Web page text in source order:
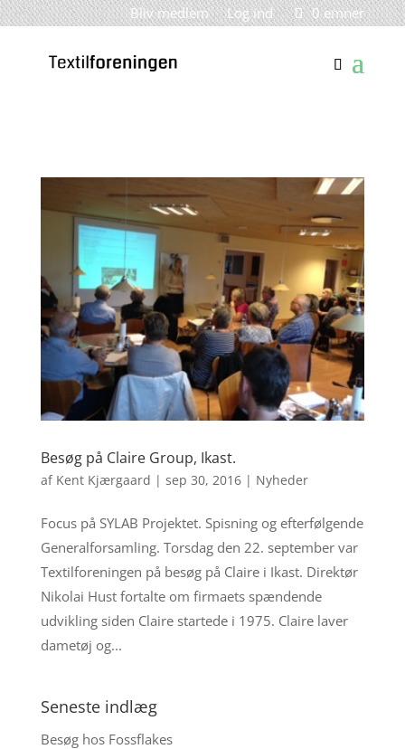
Bliv medlem Log ind 0 emner
Besøg på Claire Group, Ikast.
af Kent Kjærgaard | sep 30, 2016| Nyheder
Focus på SYLAB Projektet. Spisning og efterfølgende
Generalforsamling. Torsdag den 22. september var
Textilforeningen på besøg på Claire i Ikast. Direktør
Nikolai Hust fortalte om firmaets spændende
udvikling siden Claire startede i 1975. Claire laver
dametøj og...
Seneste indlæg
Besøg hos Fossflakes